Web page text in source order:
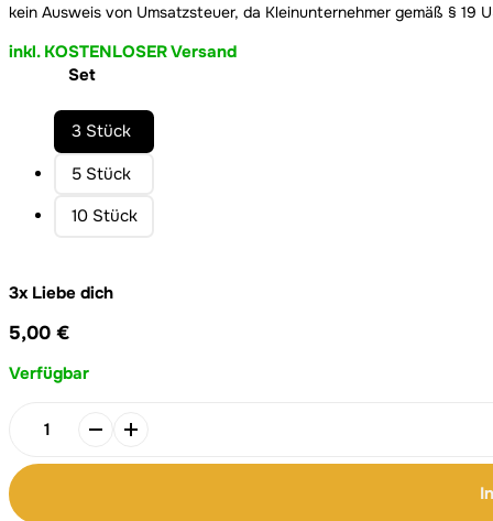
bis
11,00 €
kein Ausweis von Umsatzsteuer, da Kleinunternehmer gemäß § 19
inkl. KOSTENLOSER Versand
Set
3 Stück
5 Stück
10 Stück
3x Liebe dich
5,00 €
Verfügbar
Liebe
dich
Minikarte